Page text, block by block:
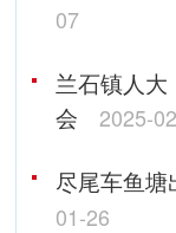
07
兰石镇人
会
2025-
尽尾车鱼
01-26